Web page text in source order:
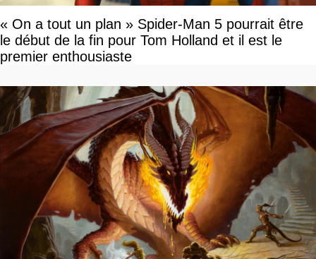
« On a tout un plan » Spider-Man 5 pourrait être
le début de la fin pour Tom Holland et il est le
premier enthousiaste